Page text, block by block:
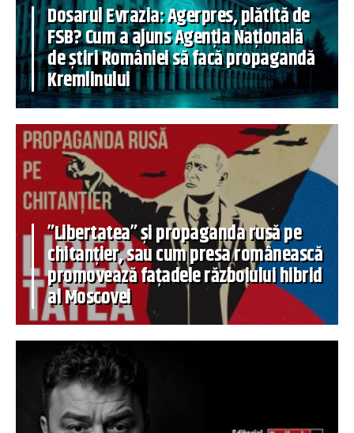
Dosarul Evrazia: Agerpres, plătită de
FSB? Cum a ajuns Agenția Națională
de știri României să facă propagandă
Kremlinului
”Libertatea” și propaganda rusă pe
chitanțier, sau cum presa românească
promovează fațadele războiului hibrid
al Moscovei